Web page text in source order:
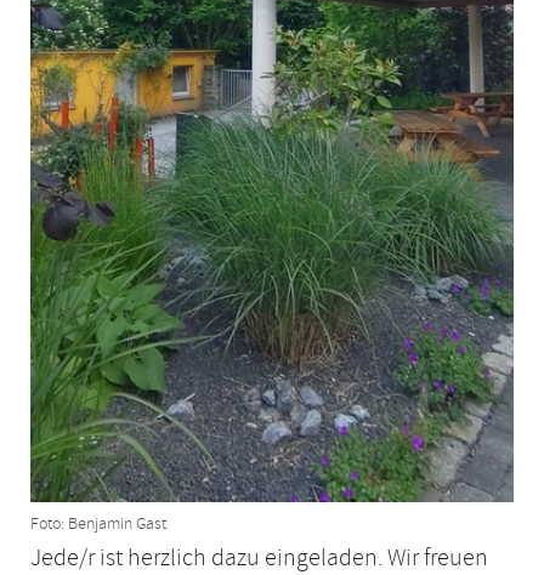
Foto: Benjamin Gast
Jede/r ist herzlich dazu eingeladen. Wir freuen